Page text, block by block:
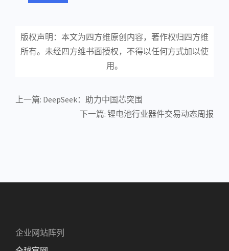
版权声明：本文为四方维原创内容，著作权归四方维
所有。未经四方维书面授权，不得以任何方式加以使
用。
上一篇: DeepSeek：助力中国芯突围
下一篇: 锂电池行业器件交易动态周报
企业网站阵列